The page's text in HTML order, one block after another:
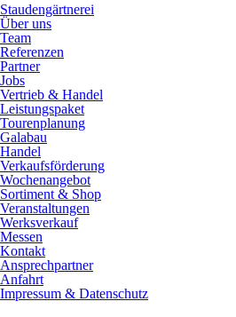
Staudengärtnerei
Über uns
Team
Referenzen
Partner
Jobs
Vertrieb & Handel
Leistungspaket
Tourenplanung
Galabau
Handel
Verkaufsförderung
Wochenangebot
Sortiment & Shop
Veranstaltungen
Werksverkauf
Messen
Kontakt
Ansprechpartner
Anfahrt
Impressum & Datenschutz